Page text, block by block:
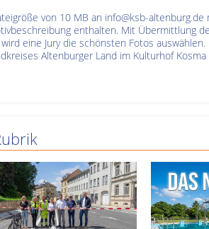
von 10 MB an info@ksb-altenburg.de
enthalten. Mit Übermittlung
eine Jury die schönsten Fotos
Altenburger Land im Kulturhof